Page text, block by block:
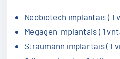
Neobiotech implantais ( 1
Megagen implantais ( 1
Straumann implantais ( 1